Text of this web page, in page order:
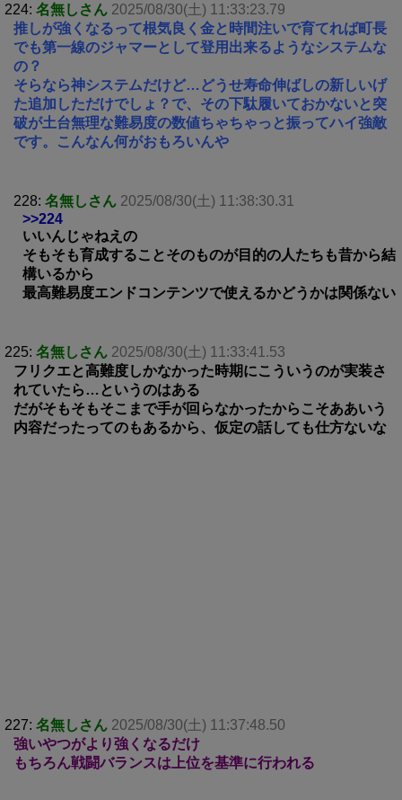
224: 名無しさん 2025/08/30(土) 11:33:23.79
推しが強くなるって根気良く金と時間注いで育てれば町長
でも第一線のジャマーとして登用出来るようなシステムな
の？
そらなら神システムだけど…どうせ寿命伸ばしの新しいげ
た追加しただけでしょ？で、その下駄履いておかないと突
破が土台無理な難易度の数値ちゃちゃっと振ってハイ強敵
です。こんなん何がおもろいんや
228: 名無しさん 2025/08/30(土) 11:38:30.31
>>224
いいんじゃねえの
そもそも育成することそのものが目的の人たちも昔から結
構いるから
最高難易度エンドコンテンツで使えるかどうかは関係ない
225: 名無しさん 2025/08/30(土) 11:33:41.53
フリクエと高難度しかなかった時期にこういうのが実装さ
れていたら…というのはある
だがそもそもそこまで手が回らなかったからこそああいう
内容だったってのもあるから、仮定の話しても仕方ないな
227: 名無しさん 2025/08/30(土) 11:37:48.50
強いやつがより強くなるだけ
もちろん戦闘バランスは上位を基準に行われる